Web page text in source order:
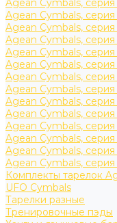
Agean Cymbals,
Agean Cymbals,
Agean Cymbals,
Agean Cymbals,
Agean Cymbals,
Agean Cymbals,
Agean Cymbals,
Agean Cymbals,
Agean Cymbals, серия
Agean Cymbals, серия
Agean Cymbals, серия
Agean Cymbals,
Agean Cymbals, серия
Agean Cymbals, серия
Комплекты тарелок
UFO Cymbals
Тарелки разные
Тренировочные пэды